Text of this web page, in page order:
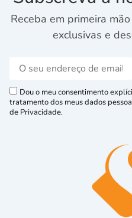
Receba em primeira
exclusivas e
Dou o meu consentimento
tratamento dos meus dados
de Privacidade.